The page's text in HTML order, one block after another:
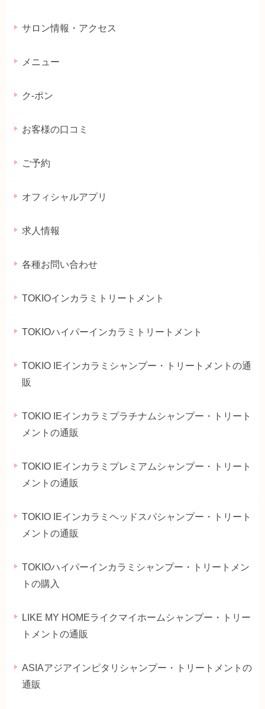
サロン情報・アクセス
メニュー
ク-ポン
お客様の口コミ
ご予約
オフィシャルアプリ
求人情報
各種お問い合わせ
TOKIOインカラミトリートメント
TOKIOハイパーインカラミトリートメント
TOKIO IEインカラミシャンプー・トリートメントの通
販
TOKIO IEインカラミプラチナムシャンプー・トリート
メントの通販
TOKIO IEインカラミプレミアムシャンプー・トリート
メントの通販
TOKIO IEインカラミヘッドスパシャンプー・トリート
メントの通販
TOKIOハイパーインカラミシャンプー・トリートメン
トの購入
LIKE MY HOMEライクマイホームシャンプー・トリー
トメントの通販
ASIAアジアインピタリシャンプー・トリートメントの
通販